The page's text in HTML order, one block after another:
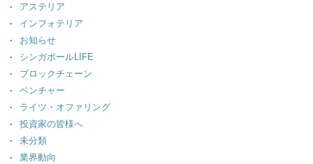
アステリア
インフォテリア
お知らせ
シンガポールLIFE
ブロックチェーン
ベンチャー
ライツ・オファリング
投資家の皆様へ
未分類
業界動向